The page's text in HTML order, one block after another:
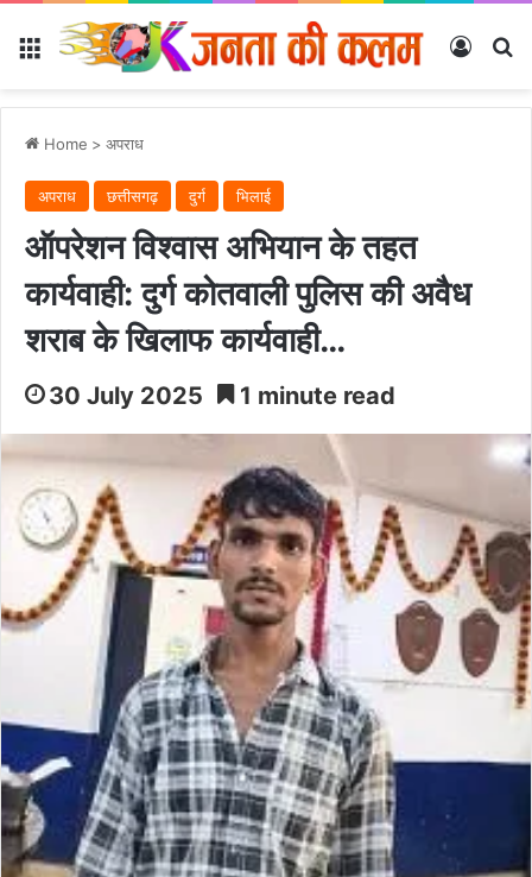
Menu Log In
Home > अपराध
अपराध छत्तीसगढ़ दुर्ग भिलाई
ऑपरेशन विश्वास अभियान के तहत
कार्यवाही: दुर्ग कोतवाली पुलिस की अवैध
शराब के खिलाफ कार्यवाही…
30 July 2025 1 minute read